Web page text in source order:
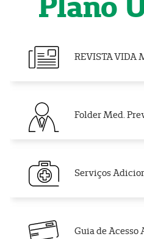
REVISTA VIDA
Folder Med.
Serviços
Guia de Acesso